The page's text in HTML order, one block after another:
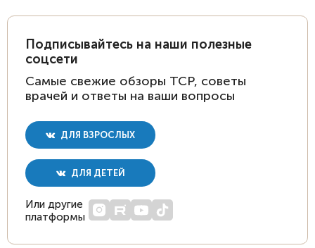
Подписывайтесь на наши полезные
соцсети
Самые свежие обзоры ТСР, советы
врачей и ответы на ваши вопросы
ДЛЯ ВЗРОСЛЫХ
ДЛЯ ДЕТЕЙ
Или другие
платформы